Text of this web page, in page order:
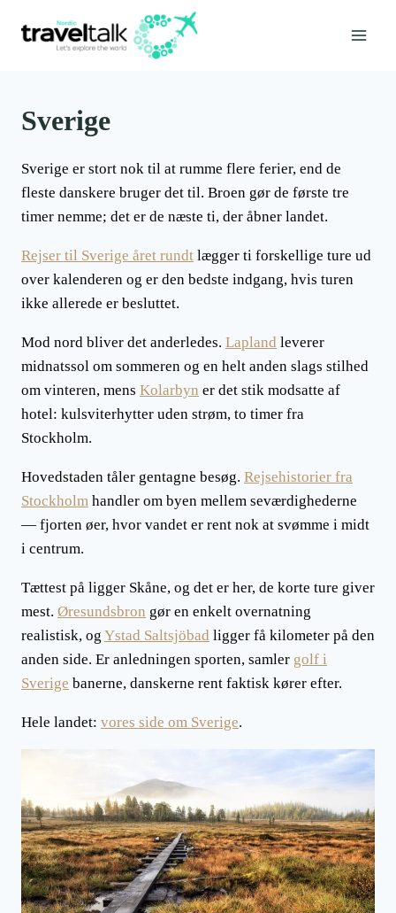
Sverige
Sverige er stort nok til at rumme flere ferier, end de
fleste danskere bruger det til. Broen gør de første tre
timer nemme; det er de næste ti, der åbner landet.
Rejser til Sverige året rundt lægger ti forskellige ture ud
over kalenderen og er den bedste indgang, hvis turen
ikke allerede er besluttet.
Mod nord bliver det anderledes. Lapland leverer
midnatssol om sommeren og en helt anden slags stilhed
om vinteren, mens Kolarbyn er det stik modsatte af
hotel: kulsviterhytter uden strøm, to timer fra
Stockholm.
Hovedstaden tåler gentagne besøg. Rejsehistorier fra
Stockholm handler om byen mellem seværdighederne
— fjorten øer, hvor vandet er rent nok at svømme i midt
i centrum.
Tættest på ligger Skåne, og det er her, de korte ture giver
mest. Øresundsbron gør en enkelt overnatning
realistisk, og Ystad Saltsjöbad ligger få kilometer på den
anden side. Er anledningen sporten, samler golf i
Sverige banerne, danskerne rent faktisk kører efter.
Hele landet: vores side om Sverige.